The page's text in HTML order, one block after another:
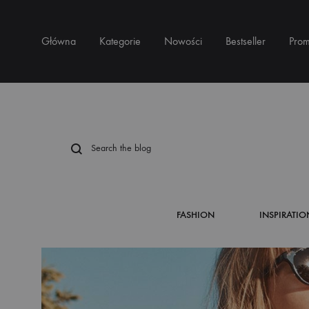
Główna Kategorie Nowości Bestseller
FASHION